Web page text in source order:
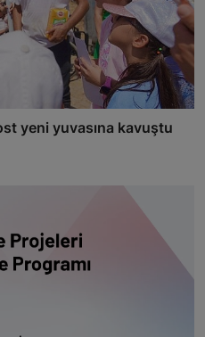
yeni yuvasına kavuştu